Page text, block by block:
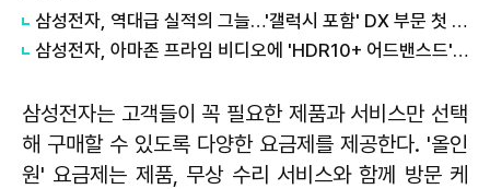
삼성전자, 역대급 실적의 그늘…'갤럭시 포함' DX 부문 첫 적자
삼성전자, 아마존 프라임 비디오에 'HDR10+ 어드밴스드' 기술 선보여
삼성전자는 고객들이 꼭 필요한 제품과 서비스만 선택
해 구매할 수 있도록 다양한 요금제를 제공한다. '올인
원' 요금제는 제품, 무상 수리 서비스와 함께 방문 케